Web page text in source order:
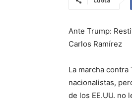
Ante Trump:
Carlos Ramírez
La marcha
nacionalistas,
de los EE.UU. no